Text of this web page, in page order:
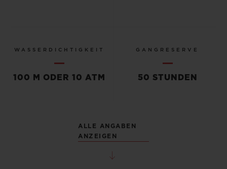
WASSERDICHTIGKEIT
100 M ODER 10 ATM
GANGRESERVE
50 STUNDEN
ALLE ANGABEN
ANZEIGEN